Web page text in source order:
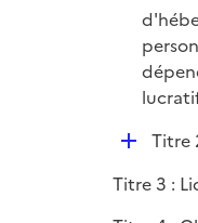
D
p
l
Titre
Titre 3 :